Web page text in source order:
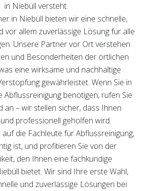
in Niebüll versteht.
in Niebüll bieten wir eine schnelle,
vor allem zuverlässige Lösung für alle
Unsere Partner vor Ort verstehen
und Besonderheiten der örtlichen
eine wirksame und nachhaltige
gewährleistet. Wenn Sie in
Abflussreinigung benötigen, rufen Sie
an – wir stellen sicher, dass Ihnen
professionell geholfen wird.
auf die Fachleute für Abflussreinigung,
ist, und profitieren Sie von der
den Ihnen eine fachkundige
bietet. Wir sind Ihre erste Wahl,
und zuverlässige Lösungen bei